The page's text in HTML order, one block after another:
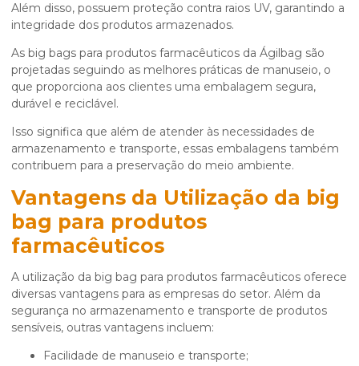
Além disso, possuem proteção contra raios UV, garantindo a
integridade dos produtos armazenados.
As big bags para produtos farmacêuticos da Ágilbag são
projetadas seguindo as melhores práticas de manuseio, o
que proporciona aos clientes uma embalagem segura,
durável e reciclável.
Isso significa que além de atender às necessidades de
armazenamento e transporte, essas embalagens também
contribuem para a preservação do meio ambiente.
Vantagens da Utilização da big
bag para produtos
farmacêuticos
A utilização da big bag para produtos farmacêuticos oferece
diversas vantagens para as empresas do setor. Além da
segurança no armazenamento e transporte de produtos
sensíveis, outras vantagens incluem:
Facilidade de manuseio e transporte;